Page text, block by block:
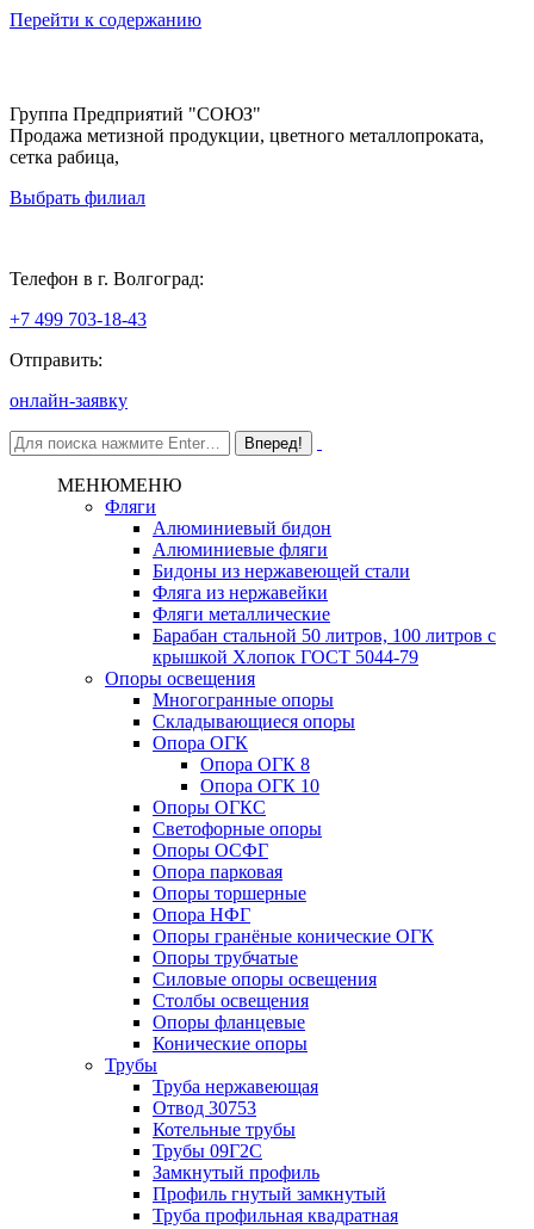
Перейти к содержанию
Группа Предприятий "СОЮЗ"
Продажа метизной продукции, цветного металлопроката,
сетка рабица,
Выбрать филиал
Телефон в г. Волгоград:
+7 499 703-18-43
Отправить:
онлайн-заявку
МЕНЮМЕНЮ
Фляги
Алюминиевый бидон
Алюминиевые фляги
Бидоны из нержавеющей стали
Фляга из нержавейки
Фляги металлические
Барабан стальной 50 литров, 100 литров с
крышкой Хлопок ГОСТ 5044-79
Опоры освещения
Многогранные опоры
Складывающиеся опоры
Опора ОГК
Опора ОГК 8
Опора ОГК 10
Опоры ОГКС
Светофорные опоры
Опоры ОСФГ
Опора парковая
Опоры торшерные
Опора НФГ
Опоры гранёные конические ОГК
Опоры трубчатые
Силовые опоры освещения
Столбы освещения
Опоры фланцевые
Конические опоры
Трубы
Труба нержавеющая
Отвод 30753
Котельные трубы
Трубы 09Г2С
Замкнутый профиль
Профиль гнутый замкнутый
Труба профильная квадратная